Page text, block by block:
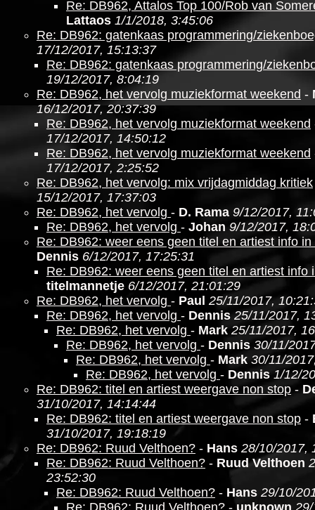
Re: DB962, Attalos Top 100/Rob van
Lattaos 1/1/2018, 3:45:06
Re: DB962: gatenkaas programmering/
17/12/2017, 15:13:37
Re: DB962: gatenkaas programmering/
19/12/2017, 8:04:19
Re: DB962, het vervolg muziekformat weekend -
16/12/2017, 20:37:39
Re: DB962, het vervolg muziekformat weekend
17/12/2017, 14:50:12
Re: DB962, het vervolg muziekformat weekend
17/12/2017, 2:25:52
Re: DB962, het vervolg: mix vrijdagmiddag kritiek
15/12/2017, 17:37:03
Re: DB962, het vervolg - D. Rama 9/12/2017,
Re: DB962, het vervolg - Johan 9/12/2017,
Re: DB962: weer eens geen titel en artiest info
Dennis 6/12/2017, 17:25:31
Re: DB962: weer eens geen titel en artiest info
titelmannetje 6/12/2017, 21:01:29
Re: DB962, het vervolg - Paul 25/11/2017,
Re: DB962, het vervolg - Dennis 25/11/2017,
Re: DB962, het vervolg - Mark 25/11/2017,
Re: DB962, het vervolg - Dennis 30/11/
Re: DB962, het vervolg - Mark 30/11/
Re: DB962, het vervolg - Dennis 1/12/
Re: DB962: titel en artiest weergave non stop -
31/10/2017, 14:14:44
Re: DB962: titel en artiest weergave non stop -
31/10/2017, 19:18:19
Re: DB962: Ruud Velthoen? - Hans 28/10/2017,
Re: DB962: Ruud Velthoen? - Ruud Velthoen
23:52:30
Re: DB962: Ruud Velthoen? - Hans 29/10/
Re: DB962: Ruud Velthoen? - unknown